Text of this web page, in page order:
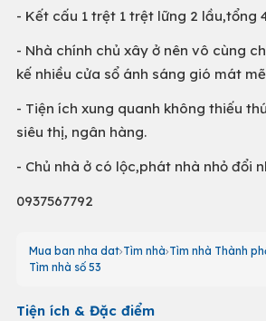
- Kết cấu 1 trệt 1 trệt lững 2 lầu,tổng
- Nhà chính chủ xây ở nên vô cùng
kế nhiều cửa sổ ánh sáng gió mát
- Tiện ích xung quanh không thiếu
siêu thị, ngân hàng.
- Chủ nhà ở có lộc,phát nhà nhỏ đổi
0937567792
Mua ban nha dat Tìm nhà Tìm nhà Thành
Tìm nhà số 53
Tiện ích & Đặc điểm